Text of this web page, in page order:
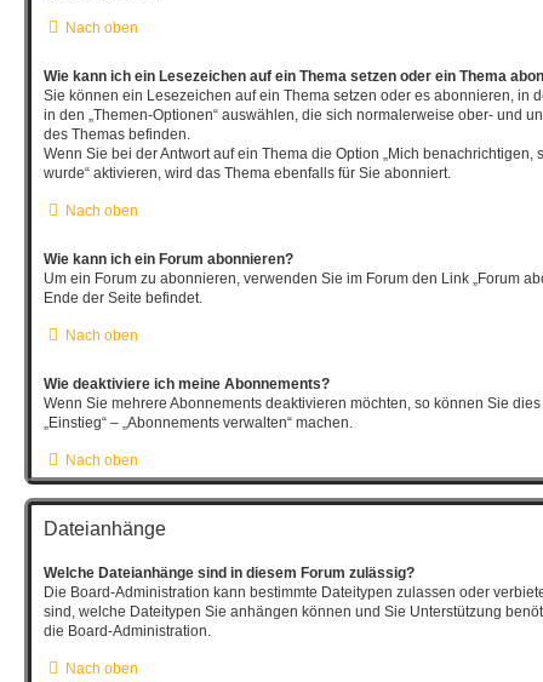
Nach oben
Wie kann ich ein Lesezeichen auf ein Thema setzen oder ein Thema
Sie können ein Lesezeichen auf ein Thema setzen oder es abonnieren, in
in den „Themen-Optionen“ auswählen, die sich normalerweise ober- und
des Themas befinden.
Wenn Sie bei der Antwort auf ein Thema die Option „Mich benachrichtigen,
wurde“ aktivieren, wird das Thema ebenfalls für Sie abonniert.
Nach oben
Wie kann ich ein Forum abonnieren?
Um ein Forum zu abonnieren, verwenden Sie im Forum den Link „Forum
Ende der Seite befindet.
Nach oben
Wie deaktiviere ich meine Abonnements?
Wenn Sie mehrere Abonnements deaktivieren möchten, so können Sie
„Einstieg“ – „Abonnements verwalten“ machen.
Nach oben
Dateianhänge
Welche Dateianhänge sind in diesem Forum zulässig?
Die Board-Administration kann bestimmte Dateitypen zulassen oder
sind, welche Dateitypen Sie anhängen können und Sie Unterstützung
die Board-Administration.
Nach oben